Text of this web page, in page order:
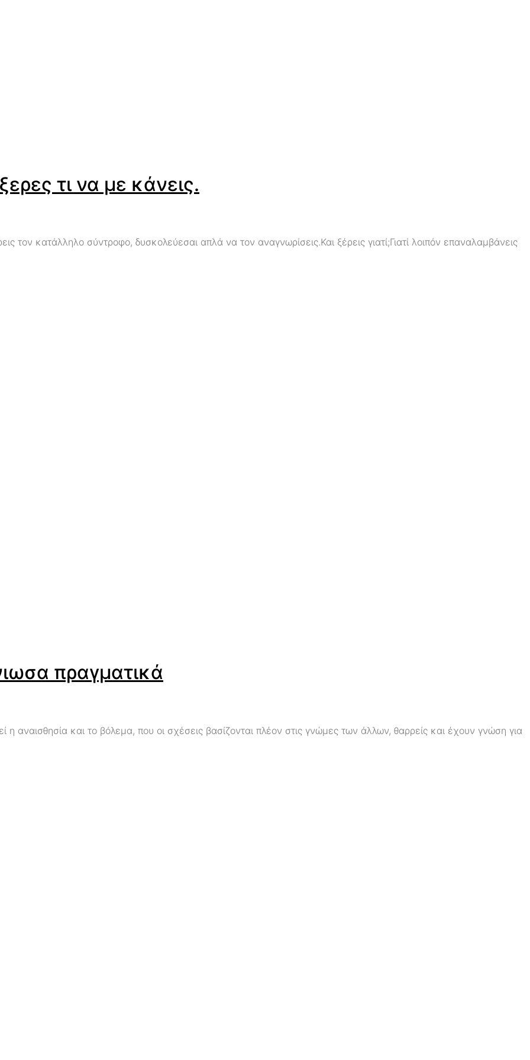
τι να με κάνεις.
τον κατάλληλο σύντροφο, δυσκολεύεσαι απλά να τον αναγνωρίσεις.Και ξέρεις γιατί;Γιατί λοιπόν επαναλαμβάνεις
πραγματικά
αναισθησία και το βόλεμα, που οι σχέσεις βασίζονται πλέον στις γνώμες των άλλων, θαρρείς και έχουν γνώση για